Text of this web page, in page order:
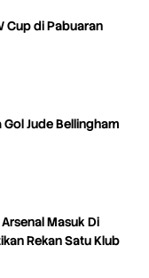
Cup di Pabuaran
Jude Bellingham
Masuk Di
Rekan Satu Klub